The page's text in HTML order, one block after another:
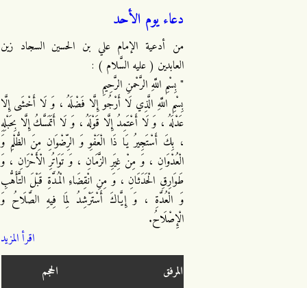
دعاء يوم الأحد
من أدعية الإمام علي بن الحسين السجاد زين
العابدين ( عليه السَّلام ) :
" بِسْمِ اللَّهِ الرَّحْمنِ الرَّحِيمِ
بِسْمِ اللَّهِ الَّذِي لَا أَرْجُو إِلَّا فَضْلَهُ ، وَ لَا أَخْشَى إِلَّا
عَدْلَهُ ، وَ لَا أَعْتَمِدُ إِلَّا قَوْلَهُ ، وَ لَا أَتَمَسَّكُ إِلَّا بِحَبْلِهِ
، بِكَ أَسْتَجِيرُ يَا ذَا الْعَفْوِ وَ الرِّضْوَانِ مِنَ الظُّلْمِ وَ
الْعُدْوَانِ ، وَ مِنْ غِيَرِ الزَّمَانِ ، وَ تَوَاتُرِ الْأَحْزَانِ ، وَ
طَوَارِقِ الْحَدَثَانِ ، وَ مِنِ انْقِضَاءِ الْمُدَّةِ قَبْلَ التَّأَهُّبِ
وَ الْعُدَّةِ ، وَ إِيَّاكَ أَسْتَرْشِدُ لِمَا فِيهِ الصَّلَاحُ وَ
الْإِصْلَاحُ.
اقرأ المزيد
المرفق
الحجم